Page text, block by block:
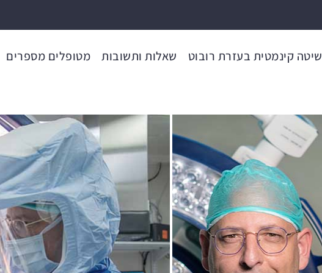
שיטה קינמטית בעזרת רובוט שאלות ותשובות מטופלים מספרים